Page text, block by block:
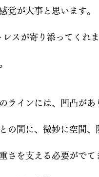
覚が大事と思います。
スが寄り添ってくれ
ラインには、凹凸があ
の間に、微妙に空間
さを支える必要がでて